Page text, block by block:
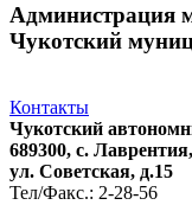
Администрация
Чукотский
Контакты
Чукотский
689300, с. Лаврентия,
ул. Советская, д.15
Тел/Факс.: 2-28-56